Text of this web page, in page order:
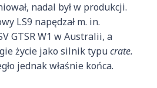
nadal był w produkcji.
LS9 napędzał m. in.
GTSR W1 w Australii, a
życie jako silnik typucrate.
jednak właśnie końca.